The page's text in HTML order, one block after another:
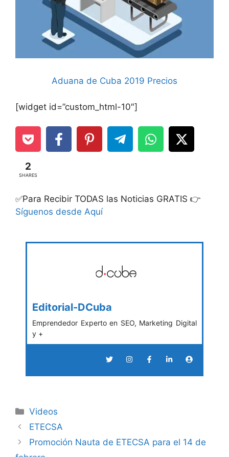
Aduana de Cuba 2019 Precios
[widget id=”custom_html-10″]
2
SHARES
✅Para Recibir TODAS las Noticias GRATIS 👉
Síguenos desde Aquí
Editorial-DCuba
Emprendedor Experto en SEO, Marketing Digital
y +
Categories
Videos
ETECSA
Promoción Nauta de ETECSA para el 14 de